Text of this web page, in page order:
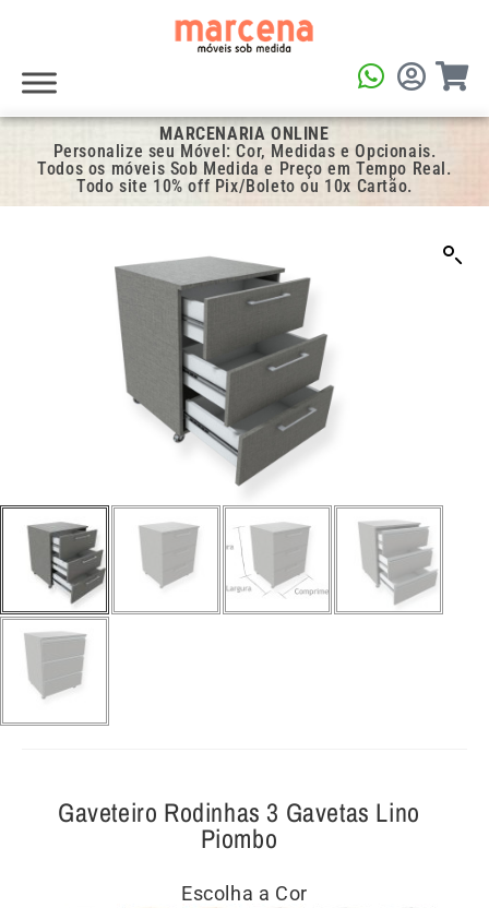
MARCENARIA ONLINE
Personalize seu Móvel: Cor, Medidas e Opcionais.
Todos os móveis Sob Medida e Preço em Tempo Real.
Todo site 10% off Pix/Boleto ou 10x Cartão.
Gaveteiro Rodinhas 3 Gavetas Lino
Piombo
Escolha a Cor